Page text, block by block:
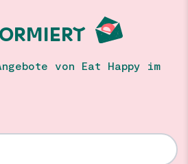
von Eat Happy im